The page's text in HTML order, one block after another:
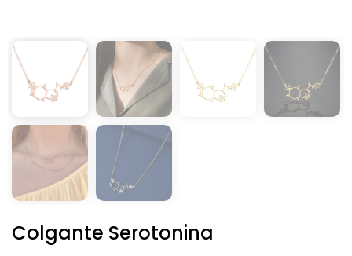
Colgante Serotonina